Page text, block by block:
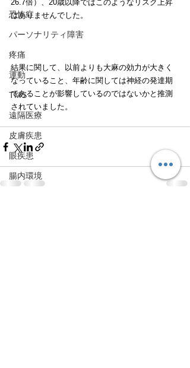
恐怖症
パーソナリティ障害
疼痛
運動
TMS
遠隔医療
皮膚疾患
眼疾患
腸内環境
26.7倍）、20歳以降ではこのようなリスク上昇
はありませんでした。
結果に関して、以前よりも大麻の効力が大きく
なっていること、年齢に関しては神経の発達期
であることが影響しているのではないかと推測
されていました。